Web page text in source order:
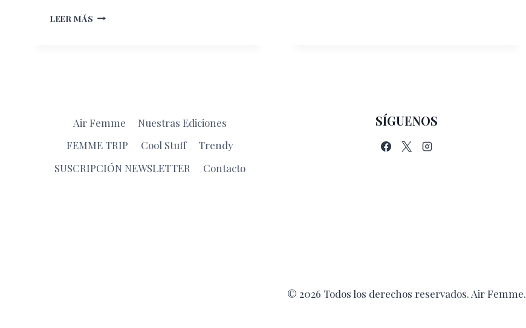
LEER MÁS PRIMAVERA-
EL
VOLUMEN
Air Femme
Nuestras Ediciones
FEMME TRIP
Cool Stuff
Trendy
SUSCRIPCIÓN NEWSLETTER
Contacto
SÍGUENOS
© 2026 Todos los derechos reservados. Air Femme.